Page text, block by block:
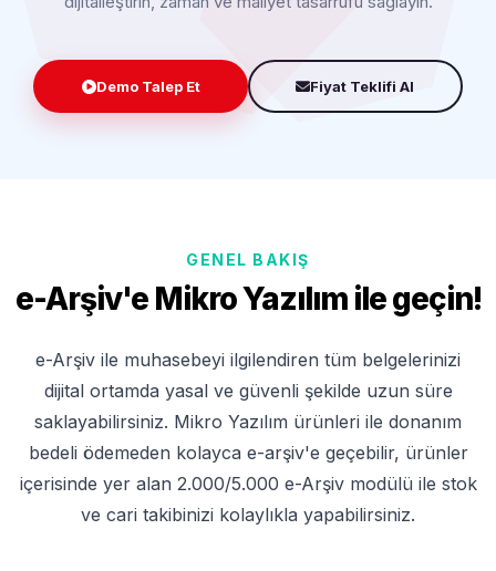
Demo Talep Et Fiyat Teklifi Al
GENEL BAKIŞ
e-Arşiv'e Mikro Yazılım ile geçin!
e-Arşiv ile muhasebeyi ilgilendiren tüm belgelerinizi
dijital ortamda yasal ve güvenli şekilde uzun süre
saklayabilirsiniz. Mikro Yazılım ürünleri ile donanım
bedeli ödemeden kolayca e-arşiv'e geçebilir, ürünler
içerisinde yer alan 2.000/5.000 e-Arşiv modülü ile stok
ve cari takibinizi kolaylıkla yapabilirsiniz.